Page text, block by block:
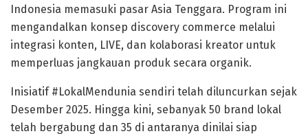
Indonesia memasuki pasar Asia Tenggara. Program ini
mengandalkan konsep discovery commerce melalui
integrasi konten, LIVE, dan kolaborasi kreator untuk
memperluas jangkauan produk secara organik.
Inisiatif #LokalMendunia sendiri telah diluncurkan sejak
Desember 2025. Hingga kini, sebanyak 50 brand lokal
telah bergabung dan 35 di antaranya dinilai siap